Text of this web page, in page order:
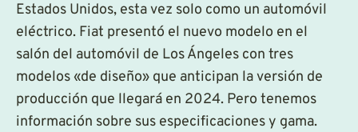
Estados Unidos, esta vez solo como un automóvil
eléctrico. Fiat presentó el nuevo modelo en el
salón del automóvil de Los Ángeles con tres
modelos «de diseño» que anticipan la versión de
producción que llegará en 2024. Pero tenemos
información sobre sus especificaciones y gama.